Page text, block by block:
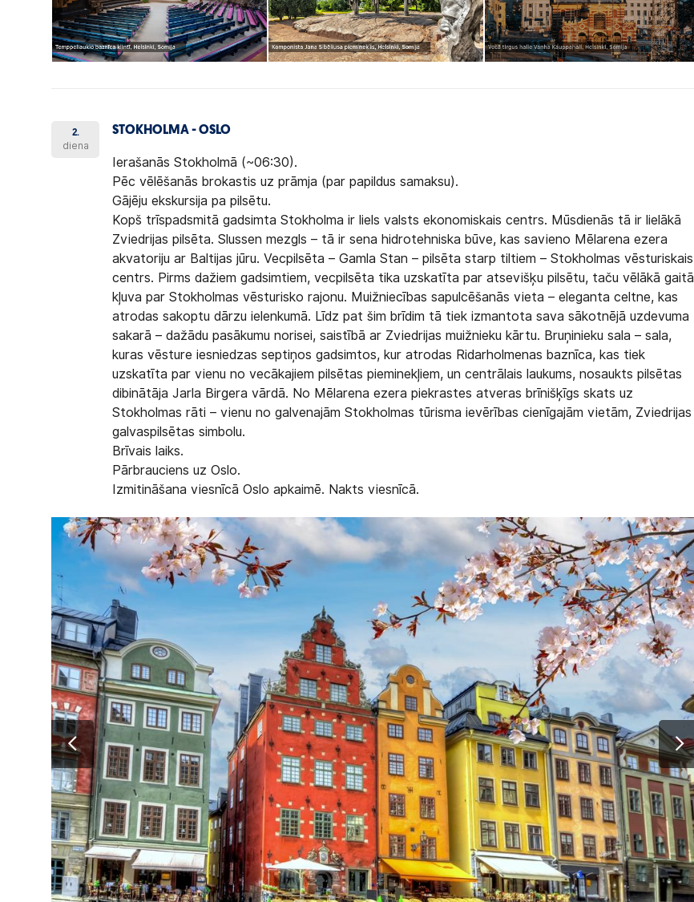
2.
diena
STOKHOLMA - OSLO
Ierašanās Stokholmā (~06:30).
Pēc vēlēšanās brokastis uz prāmja (par papildus samaksu).
Gājēju ekskursija pa pilsētu.
Kopš trīspadsmitā gadsimta Stokholma ir liels valsts ekonomiskais centrs. Mūsdienās tā ir lielākā
Zviedrijas pilsēta. Slussen mezgls – tā ir sena hidrotehniska būve, kas savieno Mēlarena ezera
akvatoriju ar Baltijas jūru. Vecpilsēta – Gamla Stan – pilsēta starp tiltiem – Stokholmas vēsturiskais
centrs. Pirms dažiem gadsimtiem, vecpilsēta tika uzskatīta par atsevišķu pilsētu, taču vēlākā gaitā
kļuva par Stokholmas vēsturisko rajonu. Muižniecības sapulcēšanās vieta – eleganta celtne, kas
atrodas sakoptu dārzu ielenkumā. Līdz pat šim brīdim tā tiek izmantota sava sākotnējā uzdevuma
sakarā – dažādu pasākumu norisei, saistībā ar Zviedrijas muižnieku kārtu. Bruņinieku sala – sala,
kuras vēsture iesniedzas septiņos gadsimtos, kur atrodas Ridarholmenas baznīca, kas tiek
uzskatīta par vienu no vecākajiem pilsētas pieminekļiem, un centrālais laukums, nosaukts pilsētas
dibinātāja Jarla Birgera vārdā. No Mēlarena ezera piekrastes atveras brīnišķīgs skats uz
Stokholmas rāti – vienu no galvenajām Stokholmas tūrisma ievērības cienīgajām vietām, Zviedrijas
galvaspilsētas simbolu.
Brīvais laiks.
Pārbrauciens uz Oslo.
Izmitināšana viesnīcā Oslo apkaimē. Nakts viesnīcā.